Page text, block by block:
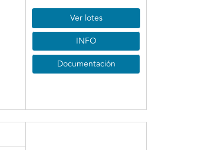
Ver lotes
INFO
Documentación